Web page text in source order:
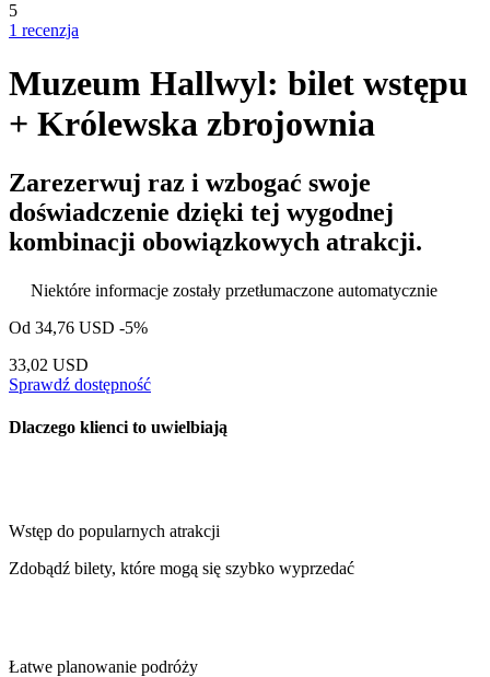
5
1 recenzja
Muzeum Hallwyl: bilet wstępu
+ Królewska zbrojownia
Zarezerwuj raz i wzbogać swoje
doświadczenie dzięki tej wygodnej
kombinacji obowiązkowych atrakcji.
Niektóre informacje zostały przetłumaczone automatycznie
Od 34,76 USD -5%
33,02 USD
Sprawdź dostępność
Dlaczego klienci to uwielbiają
Wstęp do popularnych atrakcji
Zdobądź bilety, które mogą się szybko wyprzedać
Łatwe planowanie podróży